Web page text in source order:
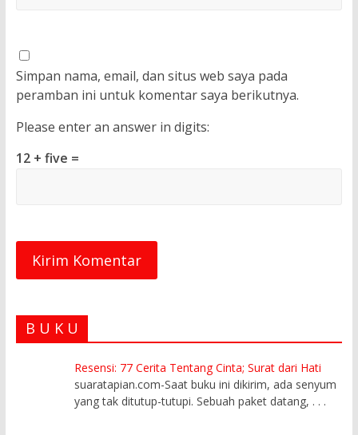
Simpan nama, email, dan situs web saya pada
peramban ini untuk komentar saya berikutnya.
Please enter an answer in digits:
12 + five =
B U K U
Resensi: 77 Cerita Tentang Cinta; Surat dari Hati
suaratapian.com-Saat buku ini dikirim, ada senyum
yang tak ditutup-tutupi. Sebuah paket datang, . . .